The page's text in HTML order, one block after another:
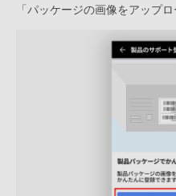
「パッケージの画像をアップ